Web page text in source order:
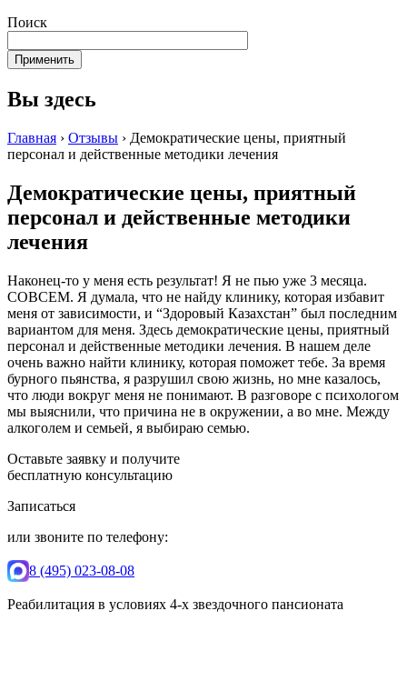
Поиск
Вы здесь
Главная › Отзывы › Демократические цены, приятный
персонал и действенные методики лечения
Демократические цены, приятный
персонал и действенные методики
лечения
Наконец-то у меня есть результат! Я не пью уже 3 месяца.
СОВСЕМ. Я думала, что не найду клинику, которая избавит
меня от зависимости, и “Здоровый Казахстан” был последним
вариантом для меня. Здесь демократические цены, приятный
персонал и действенные методики лечения. В нашем деле
очень важно найти клинику, которая поможет тебе. За время
бурного пьянства, я разрушил свою жизнь, но мне казалось,
что люди вокруг меня не понимают. В разговоре с психологом
мы выяснили, что причина не в окружении, а во мне. Между
алкоголем и семьей, я выбираю семью.
Оставьте заявку и получите
бесплатную консультацию
Записаться
или звоните по телефону:
8 (495) 023-08-08
Реабилитация в условиях 4-х звездочного пансионата